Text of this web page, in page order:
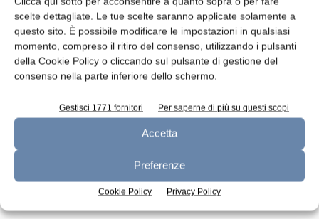
scelte dettagliate. Le tue scelte saranno applicate solamente a
questo sito. È possibile modificare le impostazioni in qualsiasi
momento, compreso il ritiro del consenso, utilizzando i pulsanti
della Cookie Policy o cliccando sul pulsante di gestione del
consenso nella parte inferiore dello schermo.
Gestisci 1771 fornitori Per saperne di più su questi scopi
Accetta
Preferenze
Cookie Policy Privacy Policy
n.7 - Luglio 2026 n.6 - Giugno 2026